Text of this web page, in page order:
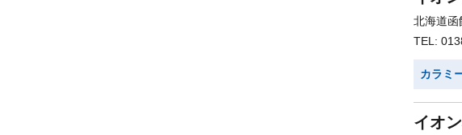
北海道函
TEL:
カラミ
イオ